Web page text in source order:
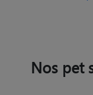
Nos pet